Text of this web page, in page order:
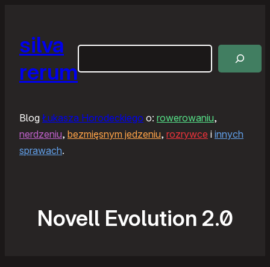
silva
rerum
Blog Łukasza Horodeckiego o: rowerowaniu,
nerdzeniu, bezmięsnym jedzeniu, rozrywce i innych
sprawach.
Novell Evolution 2.0